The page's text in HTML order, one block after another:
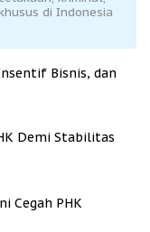
di Indonesia
Bisnis, dan
Demi Stabilitas
Cegah PHK